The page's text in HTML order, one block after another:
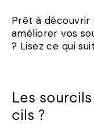
Prêt à découvrir
améliorer vos
? Lisez ce qui
Les
cils ?